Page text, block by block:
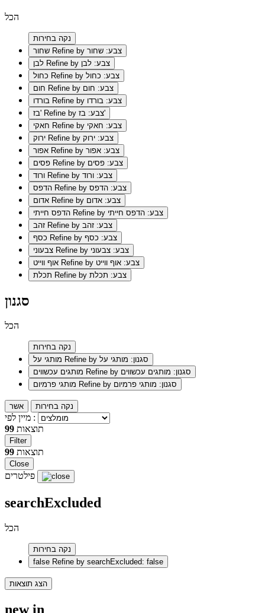
הכל
נקה בחירות
Refine by צבע: שחור
Refine by צבע: לבן
Refine by צבע: כחול
Refine by צבע: חום
Refine by צבע: בורדו
בז'
Refine by צבע: בז'
Refine by צבע: חאקי
Refine by צבע: ירוק
Refine by צבע: אפור
Refine by צבע: פסים
Refine by צבע: ורוד
Refine by צבע: הדפס
Refine by צבע: אדום
Refine by צבע: הדפס חייתי
Refine by צבע: זהב
Refine by צבע: כסף
Refine by צבע: צבעוני
Refine by צבע: אוף ווייט
Refine by צבע: תכלת
סגנון
הכל
נקה בחירות
Refine by סגנון: מותגי על
Refine by סגנון: מותגים עכשווים
Refine by סגנון: מותגי פרמיום
אשר נקה בחירות
מיין לפי :
99 תוצאות
Filter
99 תוצאות
Close
searchExcluded
הכל
נקה בחירות
false Refine by searchExcluded: false
הצג תוצאות
new in